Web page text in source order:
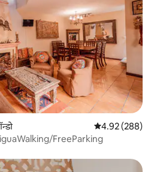
औसत रेटिंग 5 में से
4.92 (288)
FreeParking